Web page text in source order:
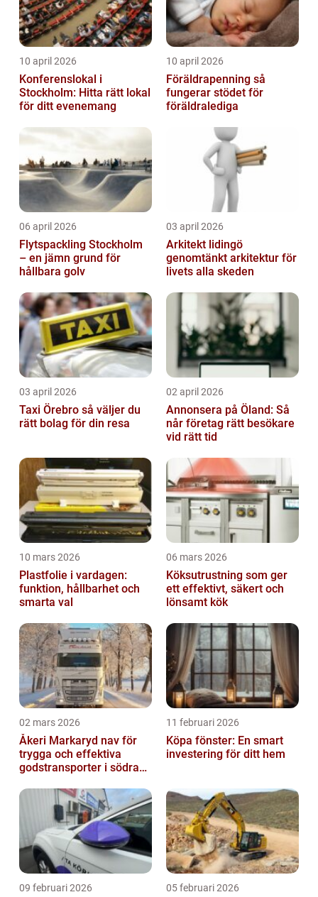
10 april 2026
Konferenslokal i
Stockholm: Hitta rätt lokal
för ditt evenemang
10 april 2026
Föräldrapenning så
fungerar stödet för
föräldralediga
06 april 2026
Flytspackling Stockholm
– en jämn grund för
hållbara golv
03 april 2026
Arkitekt lidingö
genomtänkt arkitektur för
livets alla skeden
03 april 2026
Taxi Örebro så väljer du
rätt bolag för din resa
02 april 2026
Annonsera på Öland: Så
når företag rätt besökare
vid rätt tid
10 mars 2026
Plastfolie i vardagen:
funktion, hållbarhet och
smarta val
06 mars 2026
Köksutrustning som ger
ett effektivt, säkert och
lönsamt kök
02 mars 2026
Åkeri Markaryd nav för
trygga och effektiva
godstransporter i södra
11 februari 2026
Köpa fönster: En smart
investering för ditt hem
09 februari 2026 05 februari 2026